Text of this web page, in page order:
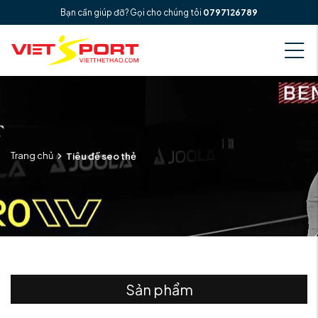
Bạn cần giúp đỡ? Gọi cho chúng tôi 0797126789
Trang chủ Tiêu đề seo thẻ
Sản phẩm